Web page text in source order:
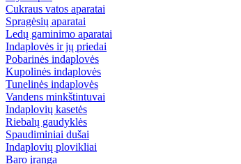
Cukraus vatos aparatai
Spragėsių aparatai
Ledų gaminimo aparatai
Indaplovės ir jų priedai
Pobarinės indaplovės
Kupolinės indaplovės
Tunelinės indaplovės
Vandens minkštintuvai
Indaplovių kasetės
Riebalų gaudyklės
Spaudiminiai dušai
Indaplovių plovikliai
Baro įranga